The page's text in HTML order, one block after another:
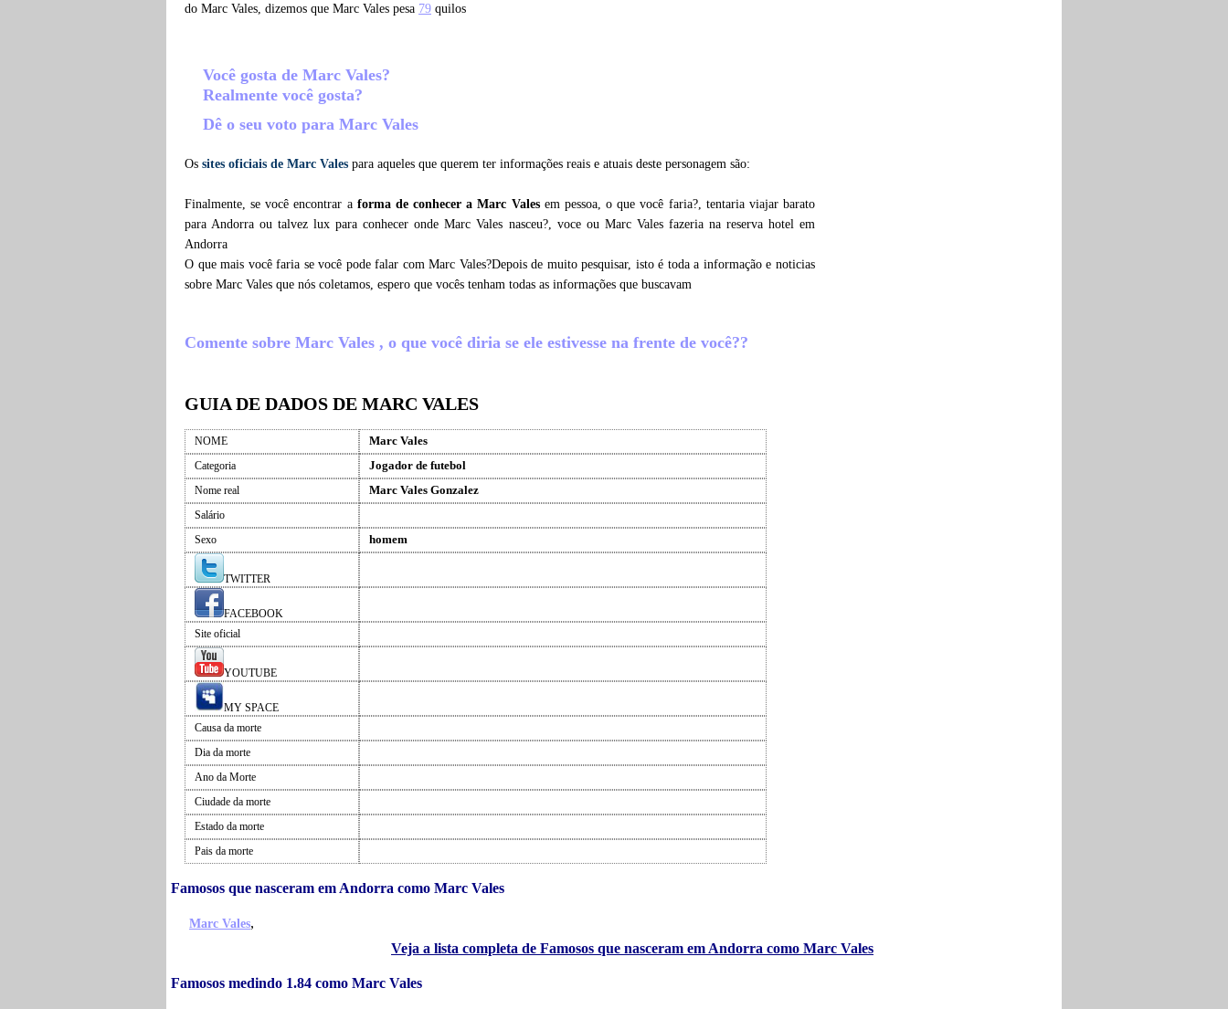
do Marc Vales, dizemos que Marc Vales pesa 79 quilos
Você gosta de Marc Vales?
Realmente você gosta?
Dê o seu voto para Marc Vales
Os sites oficiais de Marc Vales para aqueles que querem ter informações reais e atuais deste personagem são:
Finalmente, se você encontrar a forma de conhecer a Marc Valesem pessoa, o que você faria?, tentaria viajar barato
para Andorra ou talvez lux para conhecer onde Marc Vales nasceu?, voce ou Marc Vales fazeria na reserva hotel em
Andorra
O que mais você faria se você pode falar com Marc Vales?Depois de muito pesquisar, isto é toda a informação e noticias
sobre Marc Vales que nós coletamos, espero que vocês tenham todas as informações que buscavam
Comente sobre Marc Vales , o que você diria se ele estivesse na frente de você??
GUIA DE DADOS DE MARC VALES
NOME Marc Vales
Categoria Jogador de futebol
Nome real Marc Vales Gonzalez
Salário
Sexo
homem
TWITTER
FACEBOOK
Site oficial
YOUTUBE
MY SPACE
Causa da morte
Dia da morte
Ano da Morte
Ciudade da morte
Estado da morte
Pais da morte
Famosos que nasceram em Andorra como Marc Vales
Marc Vales,
Veja a lista completa de Famosos que nasceram em Andorra como Marc Vales
Famosos medindo 1.84 como Marc Vales